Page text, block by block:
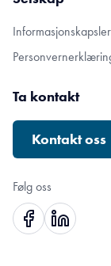
Informasjonskapsler
Ta kontakt
Kontakt oss
Følg oss